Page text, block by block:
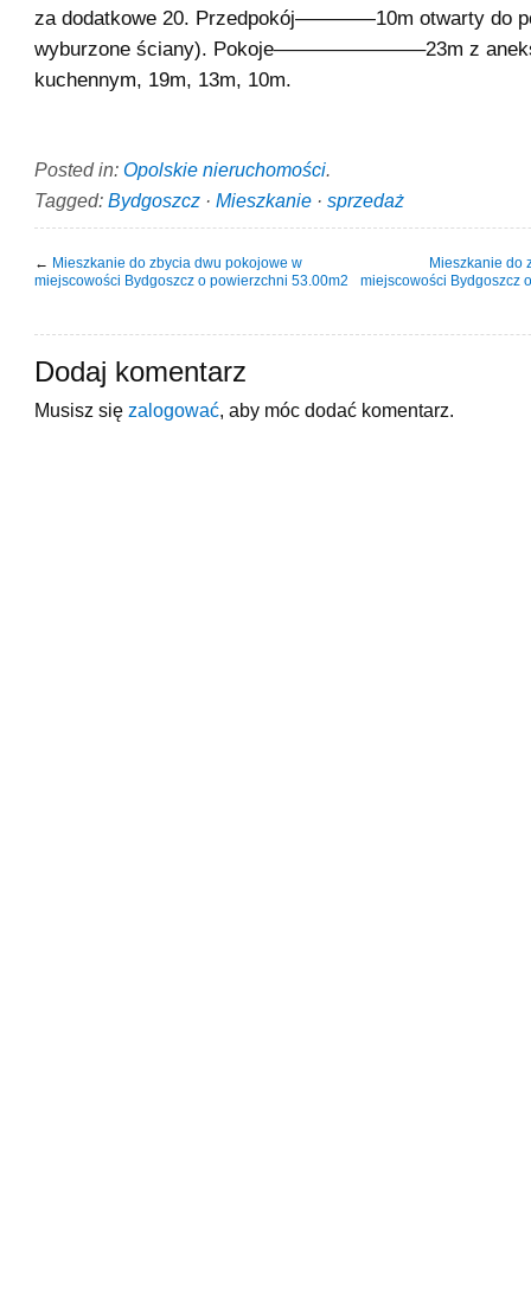
za dodatkowe 20. Przedpokój————10m otwarty do
wyburzone ściany). Pokoje———————–23m z
kuchennym, 19m, 13m, 10m.
Posted in: Opolskie nieruchomości.
Tagged: Bydgoszcz · Mieszkanie · sprzedaż
← Mieszkanie do zbycia dwu pokojowe w
miejscowości Bydgoszcz o powierzchni 53.00m2
Mieszkanie do
miejscowości Bydgoszcz
Dodaj komentarz
Musisz się zalogować , aby móc dodać komentarz.